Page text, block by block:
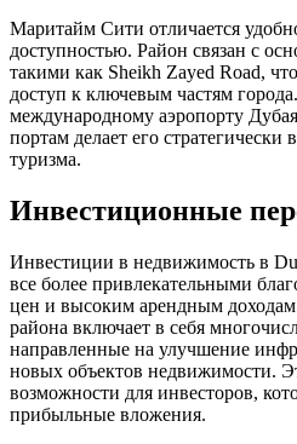
Маритайм Сити отличается
доступностью. Район связан с
такими как Sheikh Zayed Road,
доступ к ключевым частям
международному аэропорту
портам делает его
туризма.
Инвестиционные
Инвестиции в недвижимость в
все более привлекательными
цен и высоким арендным
района включает в себя
направленные на улучшение
новых объектов недвижимости.
возможности для инвесторов,
прибыльные вложения.